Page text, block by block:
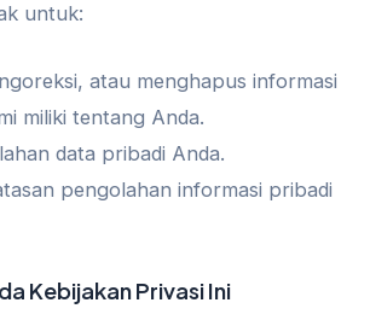
untuk:
atau menghapus informasi
miliki tentang Anda.
data pribadi Anda.
pengolahan informasi pribadi
Kebijakan Privasi Ini